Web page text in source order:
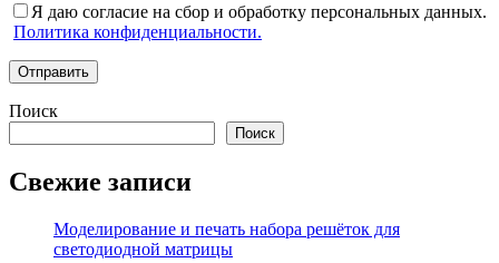
Я даю согласие на сбор и обработку персональных данных.
Политика конфиденциальности.
Отправить
Поиск
Поиск
Свежие записи
Моделирование и печать набора решёток для
светодиодной матрицы